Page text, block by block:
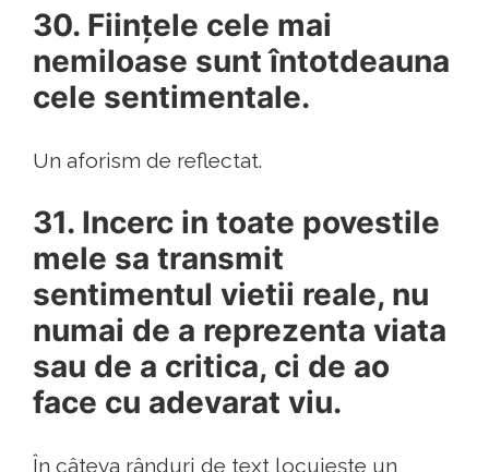
30. Ființele cele mai
nemiloase sunt întotdeauna
cele sentimentale.
Un aforism de reflectat.
31. Incerc in toate povestile
mele sa transmit
sentimentul vietii reale, nu
numai de a reprezenta viata
sau de a critica, ci de ao
face cu adevarat viu.
În câteva rânduri de text locuiește un